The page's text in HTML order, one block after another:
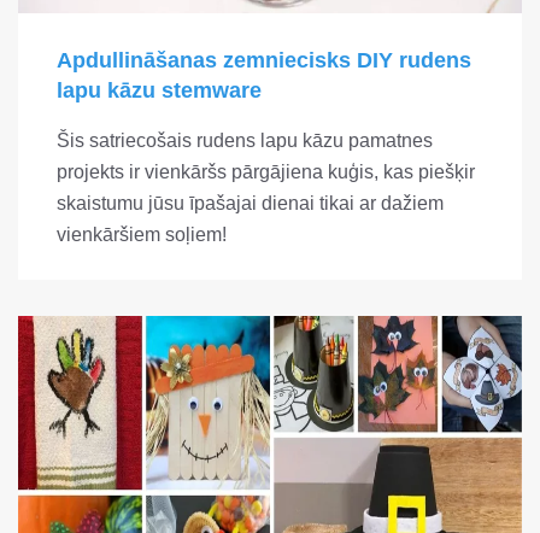
Apdullināšanas zemniecisks DIY rudens
lapu kāzu stemware
Šis satriecošais rudens lapu kāzu pamatnes
projekts ir vienkāršs pārgājiena kuģis, kas piešķir
skaistumu jūsu īpašajai dienai tikai ar dažiem
vienkāršiem soļiem!